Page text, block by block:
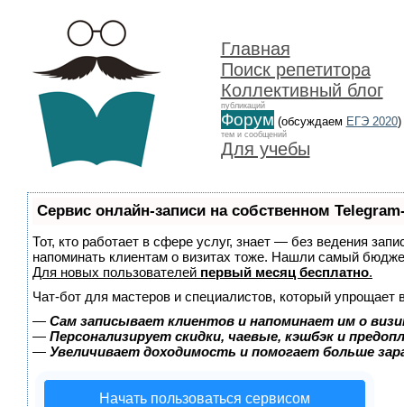
Главная
Поиск репетитора
Коллективный блог
публикаций
Форум (обсуждаем ЕГЭ 2020)
тем и сообщений
Для учебы
Сервис онлайн-записи на собственном
Тот, кто работает в сфере услуг, знает — без ведения
напоминать клиентам о визитах тоже. Нашли самый
Для новых пользователей первый месяц бесплатно.
Чат-бот для мастеров и специалистов, который упрощает
— Сам записывает клиентов и напоминает им о
— Персонализирует скидки, чаевые, кэшбэк и
— Увеличивает доходимость и помогает больше
Начать пользоваться сервисом